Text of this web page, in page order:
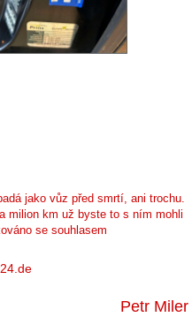
jako vůz před smrtí, ani trochu.
milion km už byste to s ním mohli
se souhlasem
Petr Miler